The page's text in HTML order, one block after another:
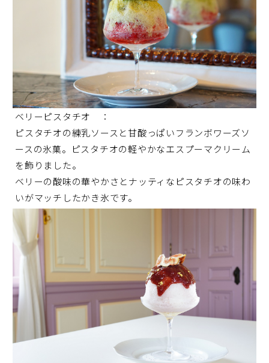
ベリーピスタチオ ：
ピスタチオの練乳ソースと甘酸っぱいフランボワーズソ
ースの氷菓。ピスタチオの軽やかなエスプーマクリーム
を飾りました。
ベリーの酸味の華やかさとナッティなピスタチオの味わ
いがマッチしたかき氷です。